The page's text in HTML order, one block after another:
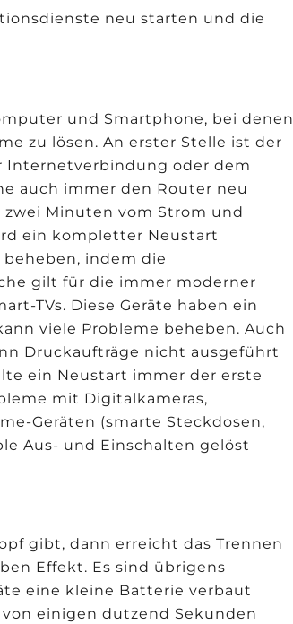
neu starten und die
und Smartphone, bei denen
zu lösen. An erster Stelle ist der
Internetverbindung oder dem
auch immer den Router neu
zwei Minuten vom Strom und
ein kompletter Neustart
indem die
gilt für die immer moderner
TVs. Diese Geräte haben ein
viele Probleme beheben. Auch
Druckaufträge nicht ausgeführt
ein Neustart immer der erste
mit Digitalkameras,
Geräten (smarte Steckdosen,
Aus- und Einschalten gelöst
gibt, dann erreicht das Trennen
Effekt. Es sind übrigens
eine kleine Batterie verbaut
einigen dutzend Sekunden